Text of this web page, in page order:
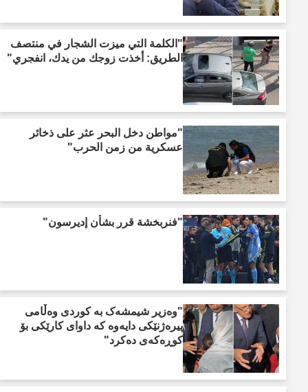
"الكلمة التي ميزت الشجار في منتصف
الطريق: أخذت زوجك من يدك، انفجري"
"مواطن دخل البحر عثر على ذخائر
عسكرية من زمن الحرب"
"فنربخشة قرر بشأن إديرسون"
"وەزیر شیمشەک بە کوردی وەڵامی
پیرەژنێکی دایەوە کە داوای کارێکی بۆ
کوڕەکەی دەکرد"